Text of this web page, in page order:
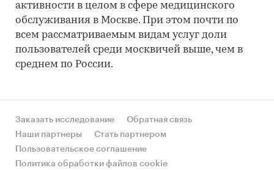
активности в целом в сфере медицинского
обслуживания в Москве. При этом почти по
всем рассматриваемым видам услуг доли
пользователей среди москвичей выше, чем в
среднем по России.
Заказать исследование
Обратная связь
Наши партнеры
Стать партнером
Пользовательское соглашение
Политика обработки файлов cookie